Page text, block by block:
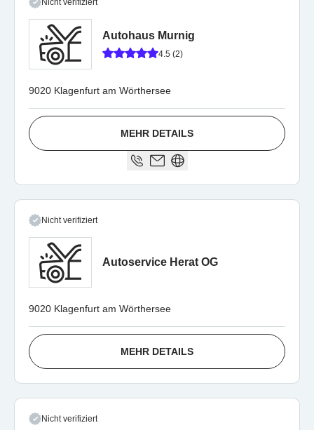
Nicht verifiziert
Autohaus Murnig
4.5 (2)
9020 Klagenfurt am Wörthersee
MEHR DETAILS
Nicht verifiziert
Autoservice Herat OG
9020 Klagenfurt am Wörthersee
MEHR DETAILS
Nicht verifiziert